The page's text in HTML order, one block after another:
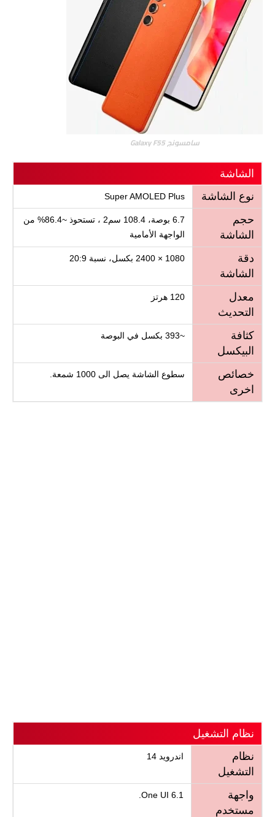
سامسونج Galaxy F55
الشاشة
نوع الشاشة
Super AMOLED Plus
حجم
الشاشة
6.7 بوصة، 108.4 سم2 ، تستحوذ ~86.4% من
الواجهة الأمامية
دقة
الشاشة
1080 × 2400 بكسل، نسبة 20:9
معدل
التحديث
120 هرتز
كثافة
البيكسل
~393 بكسل في البوصة
خصائص
اخرى
سطوع الشاشة يصل الى 1000 شمعة.
نظام التشغيل
نظام
التشغيل
اندرويد 14
واجهة
مستخدم
One UI 6.1.